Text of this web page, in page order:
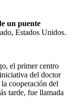
un puente
Estados Unidos.
el primer centro
del doctor
cooperación del
tarde, fue llamada